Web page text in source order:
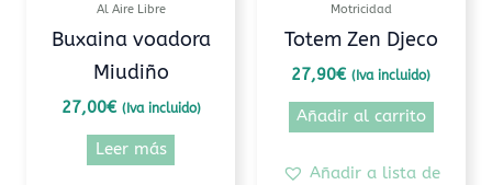
Al Aire Libre
Buxaina voadora
Miudiño
27,00€ (Iva incluido)
Leer más
Motricidad
Totem Zen Djeco
27,90€ (Iva incluido)
Añadir al carrito
Añadir a lista de